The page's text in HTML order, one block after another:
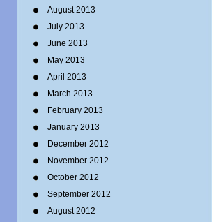
August 2013
July 2013
June 2013
May 2013
April 2013
March 2013
February 2013
January 2013
December 2012
November 2012
October 2012
September 2012
August 2012